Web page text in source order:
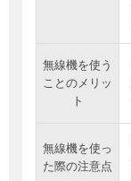
無線機を使う
ことのメリッ
ト
無線機を使っ
た際の注意点